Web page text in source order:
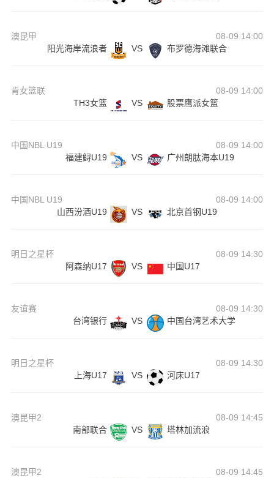
澳昆甲
08-09 14:00
阳光海岸流浪者
VS 布罗德海滩联合
肯女篮联
08-09 14:00
TH3女篮
VS 股票鹰派女篮
中国NBL U19
08-09 14:00
福建鲟U19
VS 广州朗肽海本U19
中国NBL U19
08-09 14:00
山西汾酒U19
VS 北京首钢U19
明日之星杯
08-09 14:30
阿森纳U17
VS 中国U17
友谊赛
08-09 14:30
台湾银行
VS 中国台湾艺术大学
明日之星杯
08-09 14:30
上海U17
VS 河床U17
澳昆甲2
08-09 14:45
南部联合
VS 塔林加流浪
澳昆甲2
08-09 14:45